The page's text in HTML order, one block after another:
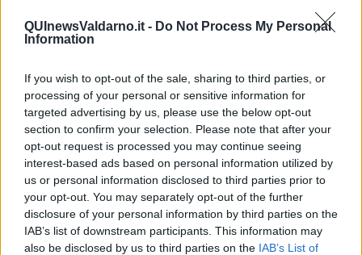
QUInewsValdarno.it - Do Not Process My Personal
Information
If you wish to opt-out of the sale, sharing to third parties, or
processing of your personal or sensitive information for
targeted advertising by us, please use the below opt-out
section to confirm your selection. Please note that after your
opt-out request is processed you may continue seeing
interest-based ads based on personal information utilized by
us or personal information disclosed to third parties prior to
your opt-out. You may separately opt-out of the further
disclosure of your personal information by third parties on the
IAB’s list of downstream participants. This information may
also be disclosed by us to third parties on the IAB’s List of
Erdoğan e l'informazione
Crisi Corona, crisi Johnson, problemi post Brexit
Desmond Tutu "la voce dei senza voce"
Natale da incubo per Boris Johnson
La questione Ucraina
Cipro, un ponte dove si mischiano le culture
Una vigilia di Natale per un nuovo Rais
La questione israelo-palestinese ignorata dal G20
Erdogan continua a sfidare l'Occidente
Libano, collasso economico e guerra civile
Johnson, da Trump a Biden alla Brexit
L'AUKUS e il Quad
Biden, primo presidente USA non in guerra
Papa Bergoglio vedrà Viktor Orbán